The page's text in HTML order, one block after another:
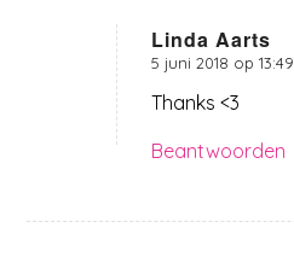
Linda Aarts
zegt:
5 juni 2018 op 13:49
Thanks <3
Beantwoorden